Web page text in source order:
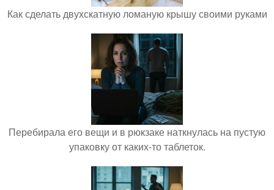
Как сделать двухскатную ломаную крышу своими руками
Перебирала его вещи и в рюкзаке наткнулась на пустую
упаковку от каких-то таблеток.